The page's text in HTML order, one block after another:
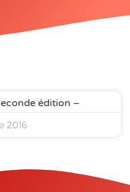
édition –
2016